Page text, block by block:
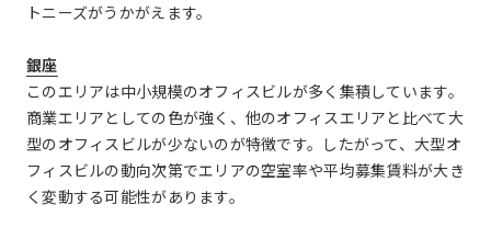
トニーズがうかがえます。
銀座
このエリアは中小規模のオフィスビルが多く集積しています。
商業エリアとしての色が強く、他のオフィスエリアと比べて大
型のオフィスビルが少ないのが特徴です。したがって、大型オ
フィスビルの動向次第でエリアの空室率や平均募集賃料が大き
く変動する可能性があります。